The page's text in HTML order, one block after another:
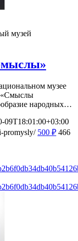
музей
музее
«Смыслы
народных…
09T18:01:00+03:00
promysly/ 500 ₽ 466